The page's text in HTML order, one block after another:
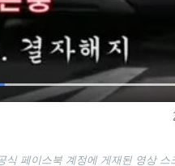
식 페이스북 계정에 게재된 영상 스